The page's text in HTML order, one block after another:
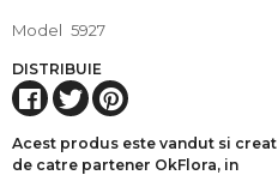
Model 5927
DISTRIBUIE
Acest produs este vandut si creat
de catre partener OkFlora, in